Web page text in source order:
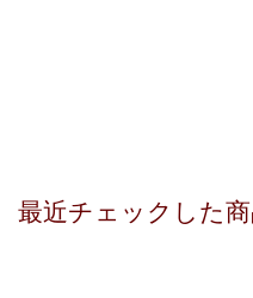
最近チェックした